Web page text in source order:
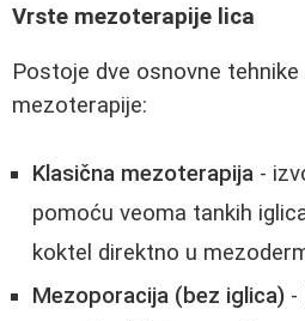
Vrste mezoterapije lica
Postoje dve osnovne
mezoterapije:
Klasična mezoterapija -
pomoću veoma tankih
koktel direktno u
Mezoporacija (bez iglica) -